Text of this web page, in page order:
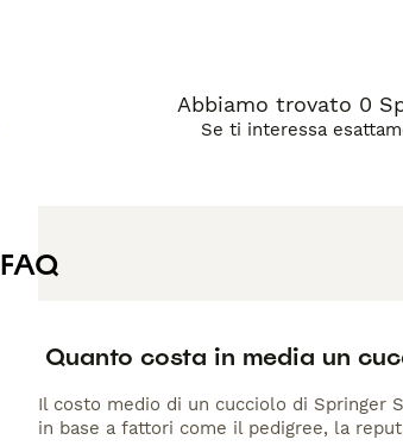
Abbiamo trovato 0
Se ti interessa
FAQ
Quanto costa in media un
Il costo medio di un cucciolo di Springer
in base a fattori come il pedigree, la